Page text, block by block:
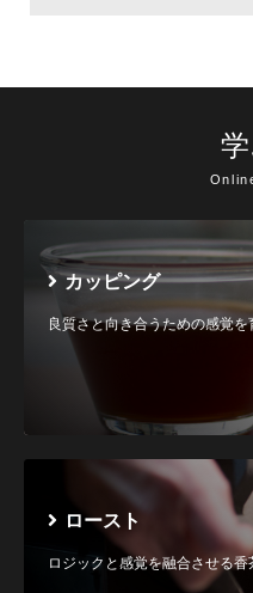
学
カッピング
良質さと向き合うための感覚を
ロースト
ロジックと感覚を融合させる